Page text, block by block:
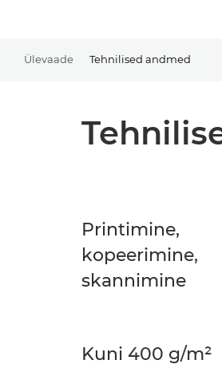
Ülevaade Tehnilised andmed
Printimine,
kopeerimine,
skannimine
Kuni 400 g/m²